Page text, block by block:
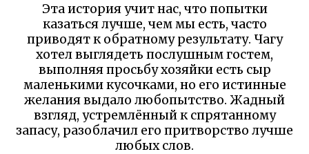
Эта история учит нас, что попытки
казаться лучше, чем мы есть, часто
приводят к обратному результату. Чагу
хотел выглядеть послушным гостем,
выполняя просьбу хозяйки есть сыр
маленькими кусочками, но его истинные
желания выдало любопытство. Жадный
взгляд, устремлённый к спрятанному
запасу, разоблачил его притворство лучше
любых слов.